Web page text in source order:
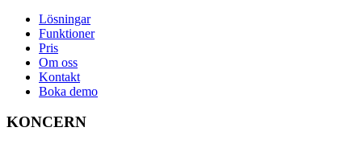
Lösningar
Funktioner
Pris
Om oss
Kontakt
Boka demo
KONCERN